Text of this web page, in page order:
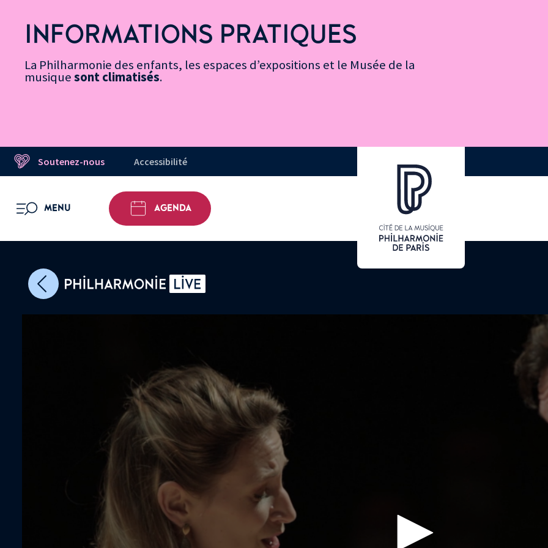
Accessibilité
rapides
contenuMessage d’information
INFORMATIONS PRATIQUES
La Philharmonie des enfants, les espaces d’expositions et le Musée de la
musiquesont climatisés.
Soutenez-nous Accessibilité
MENU
OUVRIR LE MENU AGENDA